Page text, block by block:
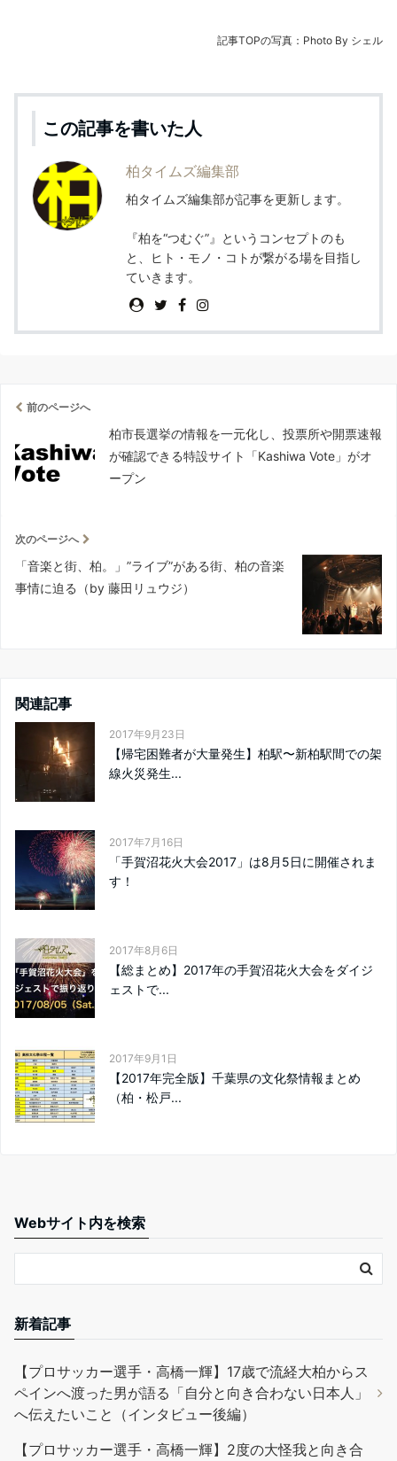
記事TOPの写真：Photo By シェル
この記事を書いた人
柏タイムズ編集部
柏タイムズ編集部が記事を更新します。
『柏を“つむぐ”』というコンセプトのも
と、ヒト・モノ・コトが繋がる場を目指し
ていきます。
前のページへ
柏市長選挙の情報を一元化し、投票所や開票速報
が確認できる特設サイト「Kashiwa Vote」がオ
ープン
次のページへ
「音楽と街、柏。」”ライブ”がある街、柏の音楽
事情に迫る（by 藤田リュウジ）
関連記事
2017年9月23日
【帰宅困難者が大量発生】柏駅〜新柏駅間での架
線火災発生...
2017年7月16日
「手賀沼花火大会2017」は8月5日に開催されま
す！
2017年8月6日
【総まとめ】2017年の手賀沼花火大会をダイジ
ェストで...
2017年9月1日
【2017年完全版】千葉県の文化祭情報まとめ
（柏・松戸...
Webサイト内を検索
新着記事
【プロサッカー選手・高橋一輝】17歳で流経大柏からス
ペインへ渡った男が語る「自分と向き合わない日本人」
へ伝えたいこと（インタビュー後編）
【プロサッカー選手・高橋一輝】2度の大怪我と向き合